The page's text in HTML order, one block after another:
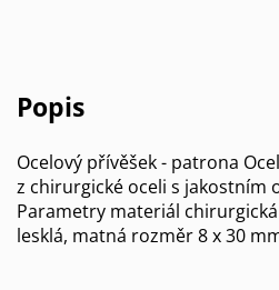
Popis
Ocelový přívěšek - patrona
z chirurgické oceli s jakostním
Parametry materiál
lesklá, matná rozměr 8 x 30